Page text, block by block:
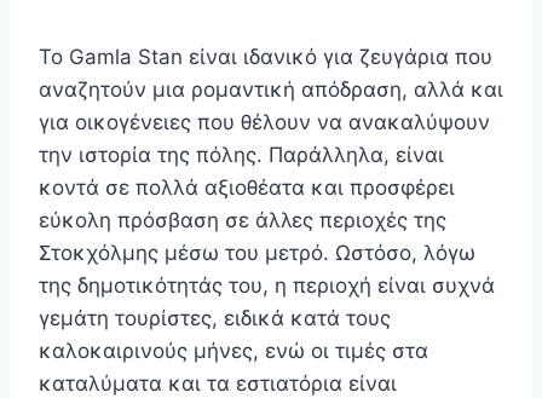
Το Gamla Stan είναι ιδανικό για ζευγάρια που
αναζητούν μια ρομαντική απόδραση, αλλά και
για οικογένειες που θέλουν να ανακαλύψουν
την ιστορία της πόλης. Παράλληλα, είναι
κοντά σε πολλά αξιοθέατα και προσφέρει
εύκολη πρόσβαση σε άλλες περιοχές της
Στοκχόλμης μέσω του μετρό. Ωστόσο, λόγω
της δημοτικότητάς του, η περιοχή είναι συχνά
γεμάτη τουρίστες, ειδικά κατά τους
καλοκαιρινούς μήνες, ενώ οι τιμές στα
καταλύματα και τα εστιατόρια είναι